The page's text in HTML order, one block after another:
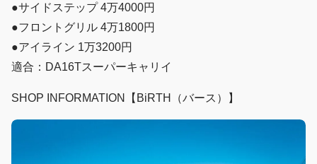
●サイドステップ 4万4000円
●フロントグリル 4万1800円
●アイライン 1万3200円
適合：DA16Tスーパーキャリイ
SHOP INFORMATION【BiRTH（バース）】